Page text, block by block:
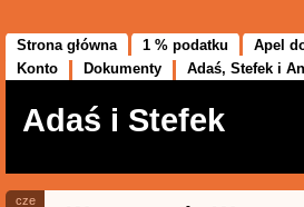
Strona główna 1 % podatku Apel
Konto
Dokumenty Adaś, Stefek i
Adaś i Stefek
cze